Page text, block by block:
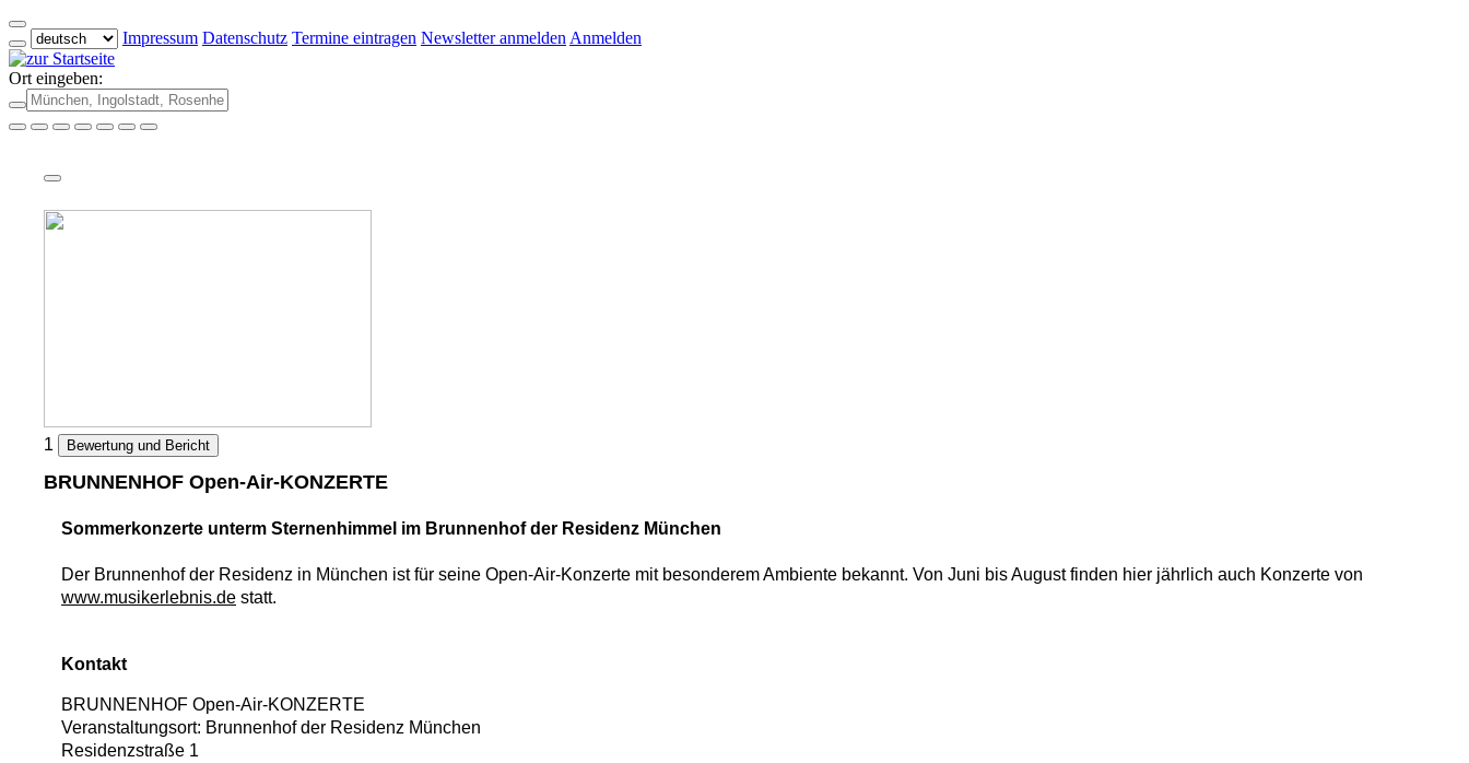
Impressum Datenschutz Termine eintragen Newsletter anmelden Anmelden
Ort eingeben:
1 Bewertung und Bericht
BRUNNENHOF Open-Air-KONZERTE
Sommerkonzerte unterm Sternenhimmel im Brunnenhof der Residenz München
Der Brunnenhof der Residenz in München ist für seine Open-Air-Konzerte mit besonderem Ambiente bekannt. Von Juni bis August finden hier jährlich auch Konzerte von
www.musikerlebnis.de statt.
Kontakt
BRUNNENHOF Open-Air-KONZERTE
Veranstaltungsort: Brunnenhof der Residenz München
Residenzstraße 1